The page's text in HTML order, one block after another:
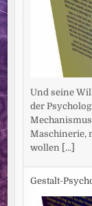
Und seine
der
Maschinerie,
wollen [...]
Gestalt-